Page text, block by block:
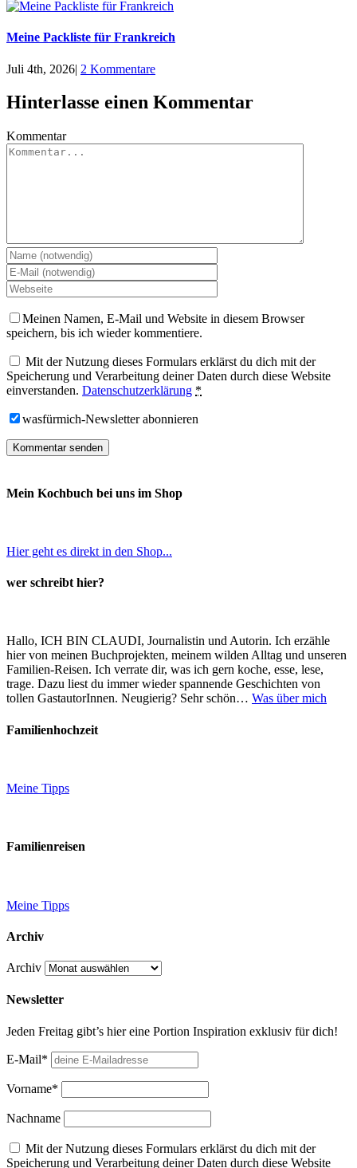
Meine Packliste für Frankreich
Juli 4th, 2026| 2 Kommentare
Hinterlasse einen Kommentar
Kommentar
Meinen Namen, E-Mail und Website in diesem Browser
speichern, bis ich wieder kommentiere.
Mit der Nutzung dieses Formulars erklärst du dich mit der
Speicherung und Verarbeitung deiner Daten durch diese Website
einverstanden. Datenschutzerklärung *
wasfürmich-Newsletter abonnieren
Mein Kochbuch bei uns im Shop
Hier geht es direkt in den Shop...
wer schreibt hier?
Hallo, ICH BIN CLAUDI, Journalistin und Autorin. Ich erzähle
hier von meinen Buchprojekten, meinem wilden Alltag und unseren
Familien-Reisen. Ich verrate dir, was ich gern koche, esse, lese,
trage. Dazu liest du immer wieder spannende Geschichten von
tollen GastautorInnen. Neugierig? Sehr schön… Was über mich
Familienhochzeit
Meine Tipps
Familienreisen
Meine Tipps
Archiv
Archiv
Newsletter
Jeden Freitag gibt’s hier eine Portion Inspiration exklusiv für dich!
E-Mail*
Vorname*
Nachname
Mit der Nutzung dieses Formulars erklärst du dich mit der
Speicherung und Verarbeitung deiner Daten durch diese Website